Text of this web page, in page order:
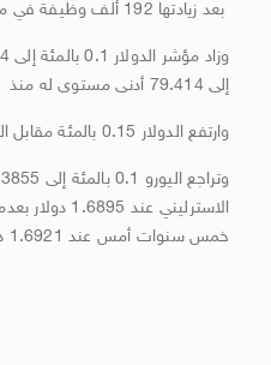
بعد زيادتها 192 ألف وظيفة في مارس .
إلى 79.414 أدنى مستوى له منذ 11 ابريل .
وارتفع الدولار 0.15 بالمئة مقابل الين إلى 102.50 ين.
الاسترليني
خمس سنوات أمس عند 1.6921 دولار.